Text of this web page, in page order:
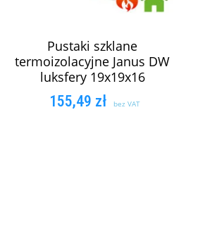
Pustaki szklane
termoizolacyjne Janus DW
luksfery 19x19x16
155,49 zł bez VAT